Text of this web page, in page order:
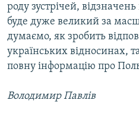
роду зустрічей,
буде дуже великий за
думаємо, як зробить
українських відносинах,
повну інформацію про
Володимир Павлів